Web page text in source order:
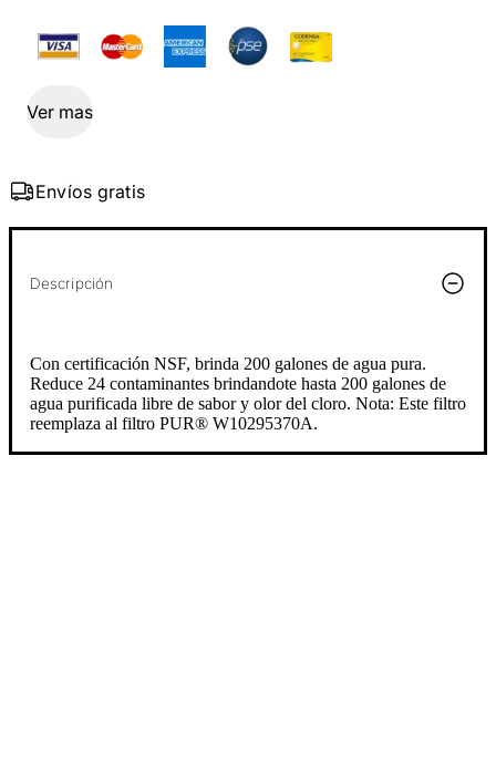
Ver mas
Envíos gratis
Descripción
Con certificación NSF, brinda 200 galones de agua pura.
Reduce 24 contaminantes brindandote hasta 200 galones de
agua purificada libre de sabor y olor del cloro. Nota: Este filtro
reemplaza al filtro PUR® W10295370A.